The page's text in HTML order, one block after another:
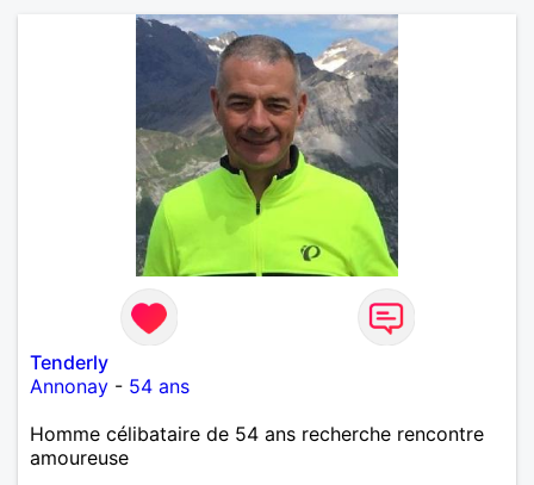
Tenderly
Annonay - 54 ans
Homme célibataire de 54 ans recherche rencontre
amoureuse